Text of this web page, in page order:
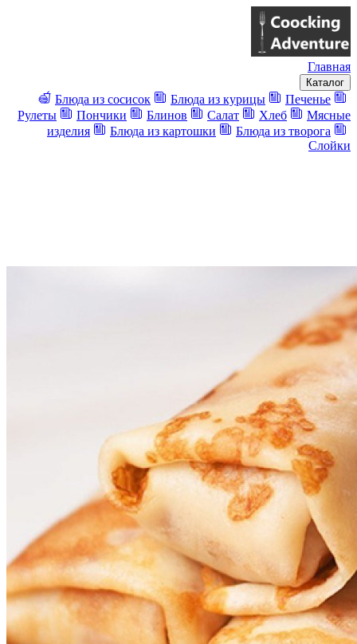
Главная
Каталог
Блюда из сосисок Блюда из курицы
Печенье
Рулеты
Пончики Блинов Салат Хлеб
Мясные
изделия
Блюда из картошки
Блюда из творога
Слойки